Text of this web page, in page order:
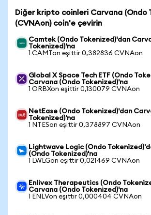
Diğer kripto coinleri Carvana (Ondo
(CVNAon) coin'e çevirin
Camtek (Ondo Tokenized)'dan
Tokenized)'na
1 CAMTon eşittir 0,382836 CVNAon
Global X Space Tech ETF (Ondo
Carvana (Ondo Tokenized)'na
1 ORBXon eşittir 0,130079 CVNAon
NetEase (Ondo Tokenized)'dan
Tokenized)'na
1 NTESon eşittir 0,378897 CVNAon
Lightwave Logic (Ondo
(Ondo Tokenized)'na
1 LWLGon eşittir 0,021469 CVNAon
Enlivex Therapeutics (Ondo
Carvana (Ondo Tokenized)'na
1 ENLVon eşittir 0,000404 CVNAon